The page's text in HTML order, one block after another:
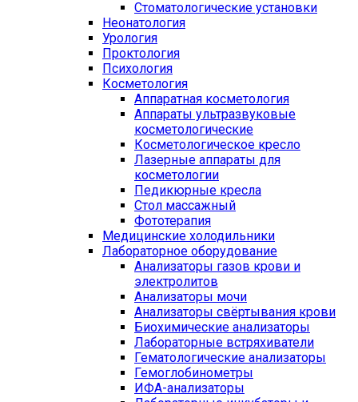
Стоматологические установки
Неонатология
Урология
Проктология
Психология
Косметология
Аппаратная косметология
Аппараты ультразвуковые
косметологические
Косметологическое кресло
Лазерные аппараты для
косметологии
Педикюрные кресла
Стол массажный
Фототерапия
Медицинские холодильники
Лабораторное оборудование
Анализаторы газов крови и
электролитов
Анализаторы мочи
Анализаторы свёртывания крови
Биохимические анализаторы
Лабораторные встряхиватели
Гематологические анализаторы
Гемоглобинометры
ИФА-анализаторы